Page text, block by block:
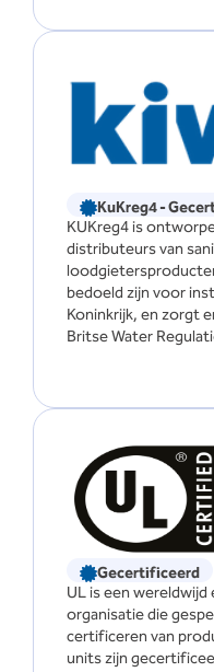
KuKreg4 -
KUKreg4 is
distributeurs van
bedoeld zijn voor
Koninkrijk, en zorgt
Britse Water
Gecertificeerd
UL is een
organisatie die
certificeren van
units zijn